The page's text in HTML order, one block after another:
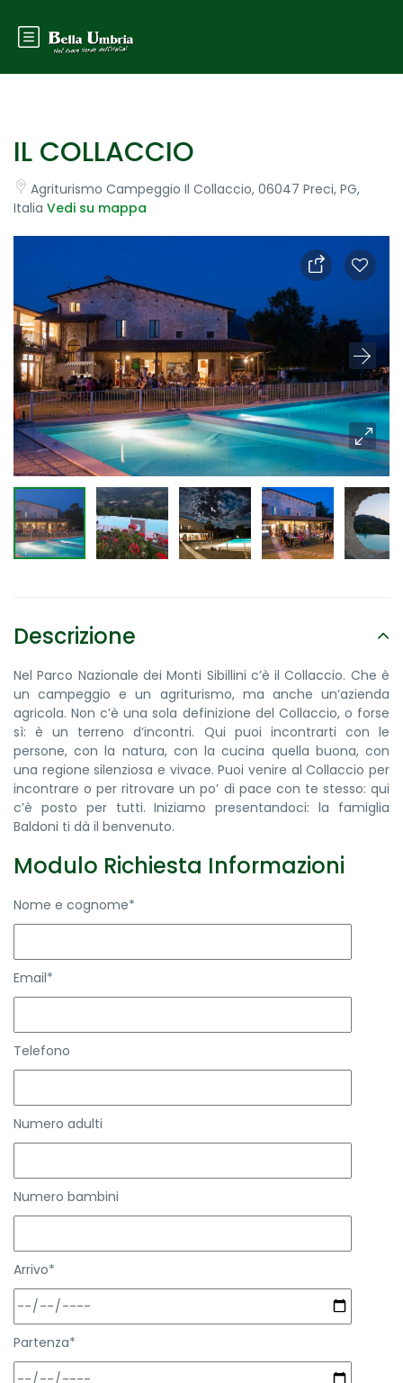
IL COLLACCIO
Agriturismo Campeggio Il Collaccio, 06047 Preci, PG,
Italia Vedi su mappa
Descrizione
Nel Parco Nazionale dei Monti Sibillini c’è il Collaccio. Che è
un campeggio e un agriturismo, ma anche un’azienda
agricola. Non c’è una sola definizione del Collaccio, o forse
sì: è un terreno d’incontri. Qui puoi incontrarti con le
persone, con la natura, con la cucina quella buona, con
una regione silenziosa e vivace. Puoi venire al Collaccio per
incontrare o per ritrovare un po’ di pace con te stesso: qui
c’è posto per tutti. Iniziamo presentandoci: la famiglia
Baldoni ti dà il benvenuto.
Modulo Richiesta Informazioni
Nome e cognome*
Email*
Telefono
Numero adulti
Numero bambini
Arrivo*
Partenza*